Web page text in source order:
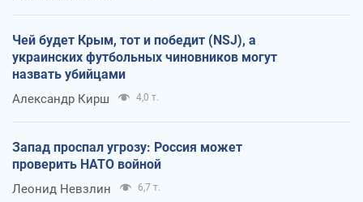
Чей будет Крым, тот и победит (NSJ), а
украинских футбольных чиновников могут
назвать убийцами
Александр Кирш 4,0 т.
Запад проспал угрозу: Россия может
проверить НАТО войной
Леонид Невзлин 6,7 т.